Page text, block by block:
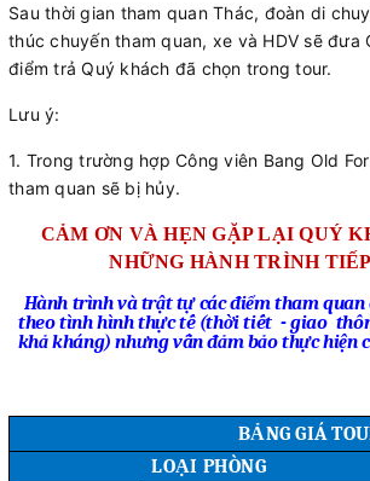
Sau thời gian tham quan Thác, đoàn di
thúc chuyến tham quan, xe và HDV sẽ đưa
điểm trả Quý khách đã chọn trong tour.
Lưu ý:
1. Trong trường hợp Công viên Bang Old
tham quan sẽ bị hủy.
CẢM ƠN VÀ HẸN GẶP LẠI QUÝ
NHỮNG HÀNH TRÌNH
Hành trình và trật tự các điểm tham quan
theo tình hình thực tế (thời tiết - giao
khả kháng) nhưng vẫn đảm bảo thực hiện
BẢNG GIÁ
LOẠI PHÒNG